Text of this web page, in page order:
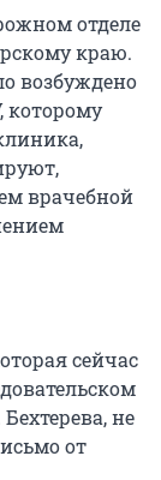
отделе
краю.
возбуждено
которому
врачебной
сейчас
не
от